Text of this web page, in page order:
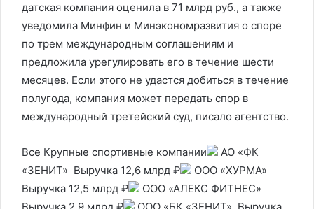
датская компания оценила в 71 млрд руб., а также
уведомила Минфин и Минэкономразвития о споре
по трем международным соглашениям и
предложила урегулировать его в течение шести
месяцев. Если этого не удастся добиться в течение
полугода, компания может передать спор в
международный третейский суд, писало агентство.
Все Крупные спортивные компании
АО «ФК
«ЗЕНИТ» Выручка 12,6 млрд ₽
ООО «ХУРМА»
Выручка 12,5 млрд ₽
ООО «АЛЕКС ФИТНЕС»